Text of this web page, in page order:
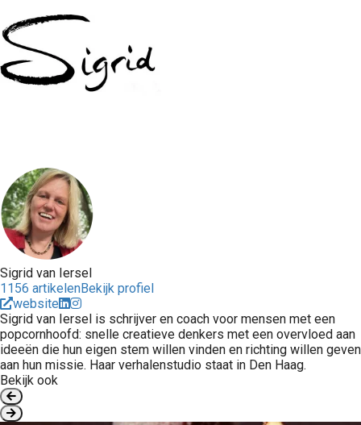
Sigrid van Iersel
1156 artikelenBekijk profiel
website
Sigrid van Iersel is schrijver en coach voor mensen met een
popcornhoofd: snelle creatieve denkers met een overvloed aan
ideeën die hun eigen stem willen vinden en richting willen geven
aan hun missie. Haar verhalenstudio staat in Den Haag.
Bekijk ook